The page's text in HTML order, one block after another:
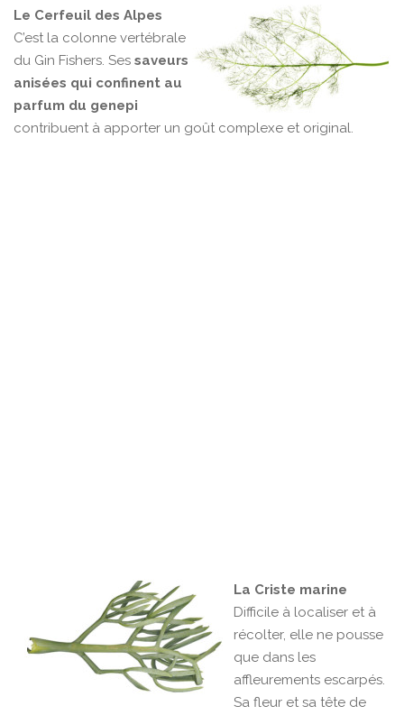
Le Cerfeuil des Alpes
C’est la colonne vertébrale
du Gin Fishers. Ses saveurs
anisées qui confinent au
parfum du genepi
contribuent à apporter un goût complexe et original.
La Criste marine
Difficile à localiser et à
récolter, elle ne pousse
que dans les
affleurements escarpés.
Sa fleur et sa tête de